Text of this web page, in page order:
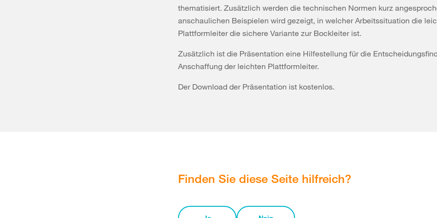
thematisiert. Zusätzlich werden die technischen Normen kurz
anschaulichen Beispielen wird gezeigt, in welcher Arbeitssituation die
Plattformleiter die sichere Variante zur Bockleiter ist.
Zusätzlich ist die Präsentation eine Hilfestellung für die
Anschaffung der leichten Plattformleiter.
Der Download der Präsentation ist kostenlos.
Finden Sie diese Seite hilfreich?